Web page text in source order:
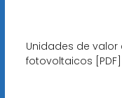
Unidades de
fotovoltaicos [PDF]